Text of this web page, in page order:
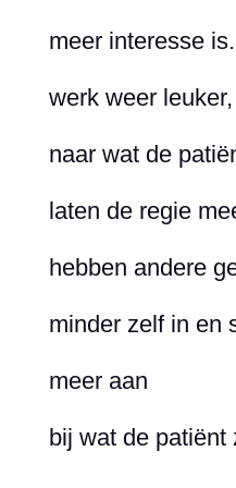
meer interesse
werk weer
naar wat de
laten de regie
hebben andere
minder zelf in en
meer aan
bij wat de patiënt